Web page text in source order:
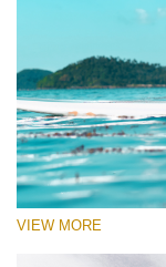
VIEW MORE